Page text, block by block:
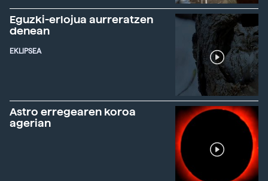
Eguzki-erlojua aurreratzen
denean
EKLIPSEA
Astro erregearen koroa
agerian